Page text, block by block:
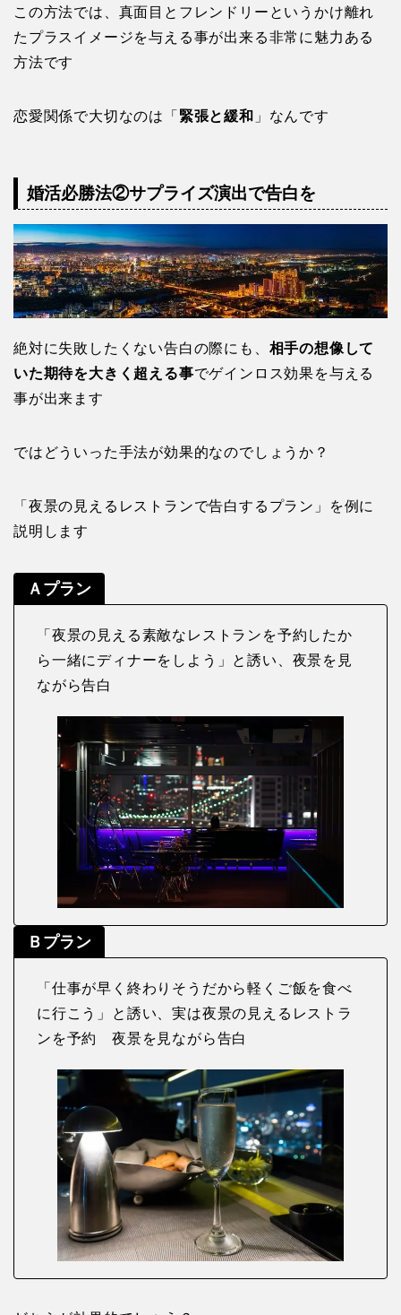
この方法では、真面目とフレンドリーというかけ離れ
たプラスイメージを与える事が出来る非常に魅力ある
方法です
恋愛関係で大切なのは「 緊張と緩和 」なんです
婚活必勝法②サプライズ演出で告白を
絶対に失敗したくない告白の際にも、 相手の想像して
いた期待を大きく超える事でゲインロス効果を与える
事が出来ます
ではどういった手法が効果的なのでしょうか？
「夜景の見えるレストランで告白するプラン」を例に
説明します
Ａプラン
「夜景の見える素敵なレストランを予約したか
ら一緒にディナーをしよう」と誘い、夜景を見
ながら告白
Ｂプラン
「仕事が早く終わりそうだから軽くご飯を食べ
に行こう」と誘い、実は夜景の見えるレストラ
ンを予約 夜景を見ながら告白